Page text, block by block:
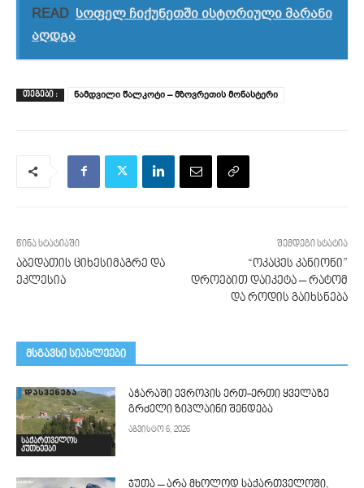
READ სოფელ ჩიქუნეთში ისტორიული მარანი
აღდგა
ᲗᲔᲒᲔᲑᲘ : ნამდვილი წალკოტი – მზოვრეთის მონასტერი
წინა სტატიაში
აბედათის ციხესიმაგრე და
ეკლესია
შემდეგი სტატია
“ოკაცეს კანიონი”
დროებით დაიკეტა – რატომ
და როდის გაიხსნება
მსგავსი სიახლეები
საქართველოს
კუთხეები
აჭარაში ევროპის ერთ-ერთი ყველაზე
გრძელი ზიპლაინი შენდება
აგვისტო 6, 2026
ჯუთა – არა მხოლოდ საქართველოში,